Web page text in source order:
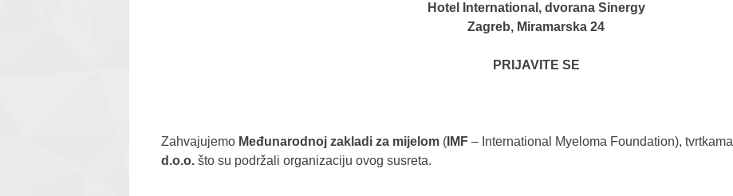
Hotel International, dvorana Sinergy
Zagreb, Miramarska 24
PRIJAVITE SE
Zahvajujemo Međunarodnoj zakladi za mijelom ( IMF – International Myeloma Foundation), tvrtkama
d.o.o. što su podržali organizaciju ovog susreta.